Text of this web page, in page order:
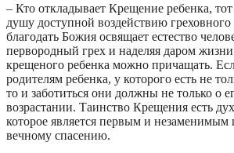
– Кто откладывает Крещение ребенка,
душу доступной воздействию
благодать Божия освящает естество
первородный грех и наделяя даром
крещеного ребенка можно причащать.
родителям ребенка, у которого есть не
то и заботиться они должны не только о
возрастании. Таинство Крещения есть
которое является первым и
вечному спасению.